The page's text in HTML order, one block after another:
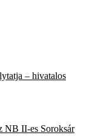
– hivatalos
NB II-es Soroksár